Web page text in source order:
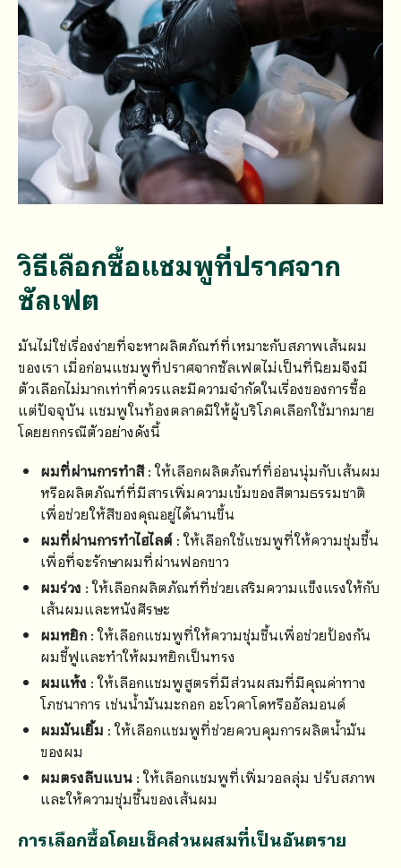
วิธีเลือกซื้อแชมพูที่ปราศจาก
ซัลเฟต
มันไม่ใช่เรื่องง่ายที่จะหาผลิตภัณฑ์ที่เหมาะกับสภาพเส้นผม
ของเรา เมื่อก่อนแชมพูที่ปราศจากซัลเฟตไม่เป็นที่นิยมจึงมี
ตัวเลือกไม่มากเท่าที่ควรและมีความจำกัดในเรื่องของการซื้อ
แต่ปัจจุบัน แชมพูในท้องตลาดมีให้ผู้บริโภคเลือกใช้มากมาย
โดยยกกรณีตัวอย่างดังนี้
ผมที่ผ่านการทำสี: ให้เลือกผลิตภัณฑ์ที่อ่อนนุ่มกับเส้นผม
หรือผลิตภัณฑ์ที่มีสารเพิ่มความเข้มของสีตามธรรมชาติ
เพื่อช่วยให้สีของคุณอยู่ได้นานขึ้น
ผมที่ผ่านการทำไฮไลต์ : ให้เลือกใช้แชมพูที่ให้ความชุ่มชื้น
เพื่อที่จะรักษาผมที่ผ่านฟอกขาว
ผมร่วง : ให้เลือกผลิตภัณฑ์ที่ช่วยเสริมความแข็งแรงให้กับ
เส้นผมและหนังศีรษะ
ผมหยิก : ให้เลือกแชมพูที่ให้ความชุ่มชื้นเพื่อช่วยป้องกัน
ผมชี้ฟูและทำให้ผมหยิกเป็นทรง
ผมแห้ง : ให้เลือกแชมพูสูตรที่มีส่วนผสมที่มีคุณค่าทาง
โภชนาการ เช่นน้ำมันมะกอก อะโวคาโดหรืออัลมอนด์
ผมมันเยิ้ม : ให้เลือกแชมพูที่ช่วยควบคุมการผลิตน้ำมัน
ของผม
ผมตรงลีบแบน : ให้เลือกแชมพูที่เพิ่มวอลลุ่ม ปรับสภาพ
และให้ความชุ่มชื้นของเส้นผม
การเลือกซื้อโดยเช็คส่วนผสมที่เป็นอันตราย